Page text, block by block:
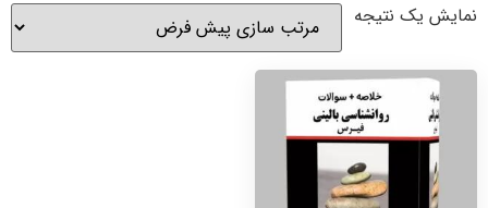
نمایش یک نتیجه